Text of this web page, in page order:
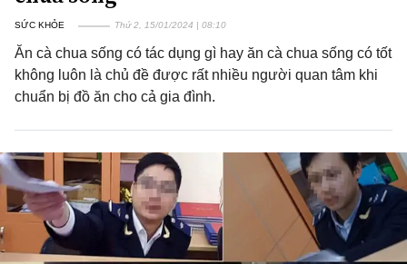
SỨC KHỎE Thứ 2, 15/01/2024 | 08:10
Ăn cà chua sống có tác dụng gì hay ăn cà chua sống có tốt
không luôn là chủ đề được rất nhiều người quan tâm khi
chuẩn bị đồ ăn cho cả gia đình.